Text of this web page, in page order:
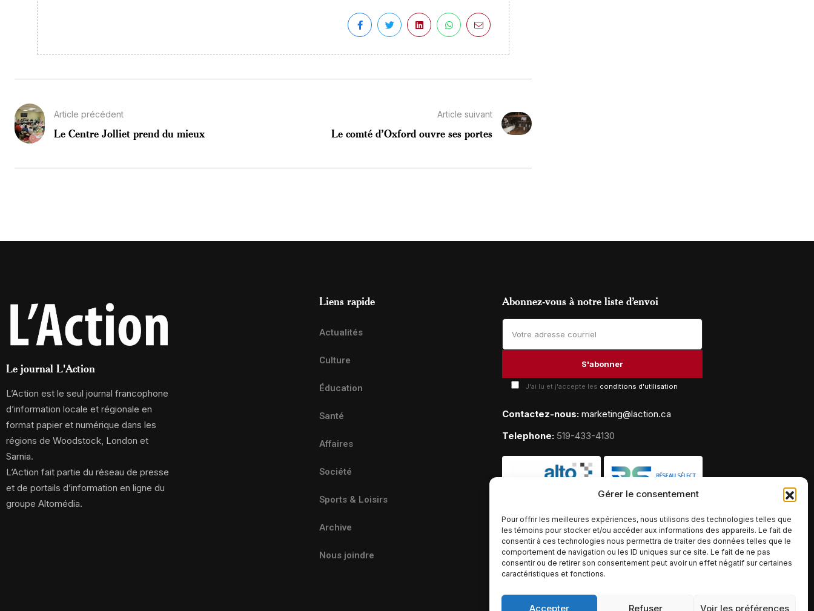
Gérer le consentement
Pour offrir les meilleures expériences, nous utilisons des technologies telles que
les témoins pour stocker et/ou accéder aux informations des appareils. Le fait de
consentir à ces technologies nous permettra de traiter des données telles que le
comportement de navigation ou les ID uniques sur ce site. Le fait de ne pas
consentir ou de retirer son consentement peut avoir un effet négatif sur certaines
caractéristiques et fonctions.
Accepter Refuser Voir les préférences
Article précédent
Le Centre Jolliet prend du mieux
Article suivant
Le comté d’Oxford ouvre ses portes
Le journal L'Action
L’Action est le seul journal francophone
d’information locale et régionale en
format papier et numérique dans les
régions de Woodstock, London et
Sarnia.
L’Action fait partie du réseau de presse
et de portails d’information en ligne du
groupe Altomédia.
Liens rapide
Actualités
Culture
Éducation
Santé
Affaires
Société
Sports & Loisirs
Archive
Nous joindre
Abonnez-vous à notre liste d’envoi
J'ai lu et j'accepte les conditions d'utilisation
Contactez-nous: marketing@laction.ca
Telephone: 519-433-4130